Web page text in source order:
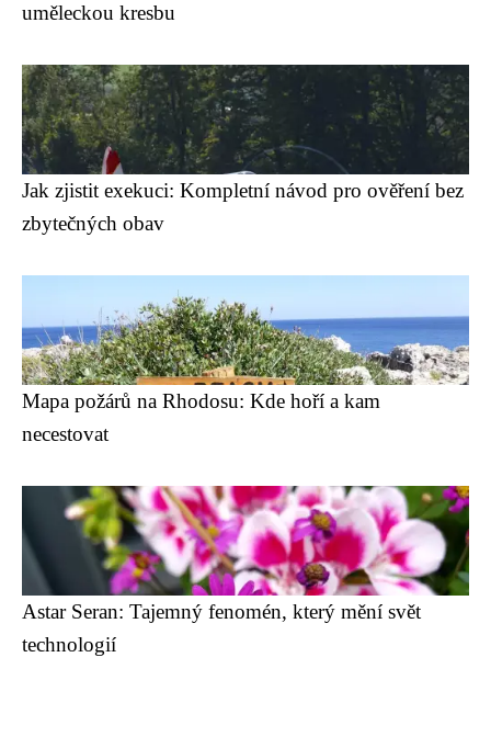
uměleckou kresbu
Jak zjistit exekuci: Kompletní návod pro ověření bez
zbytečných obav
Mapa požárů na Rhodosu: Kde hoří a kam
necestovat
Astar Seran: Tajemný fenomén, který mění svět
technologií